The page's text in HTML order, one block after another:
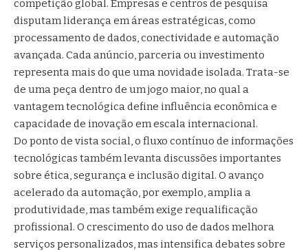
competição global. Empresas e centros de pesquisa
disputam liderança em áreas estratégicas, como
processamento de dados, conectividade e automação
avançada. Cada anúncio, parceria ou investimento
representa mais do que uma novidade isolada. Trata-se
de uma peça dentro de um jogo maior, no qual a
vantagem tecnológica define influência econômica e
capacidade de inovação em escala internacional.
Do ponto de vista social, o fluxo contínuo de informações
tecnológicas também levanta discussões importantes
sobre ética, segurança e inclusão digital. O avanço
acelerado da automação, por exemplo, amplia a
produtividade, mas também exige requalificação
profissional. O crescimento do uso de dados melhora
serviços personalizados, mas intensifica debates sobre